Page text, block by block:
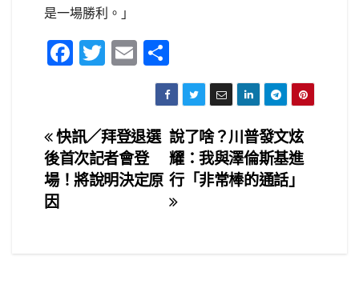
是一場勝利。」
F
e
b
o
T
er
E
m
ail
h
ar
e
文
章
導
說了啥？川普發文炫
耀：我與澤倫斯基進
行「非常棒的通話」
快訊／拜登退選
後首次記者會登
場！將說明決定原
因